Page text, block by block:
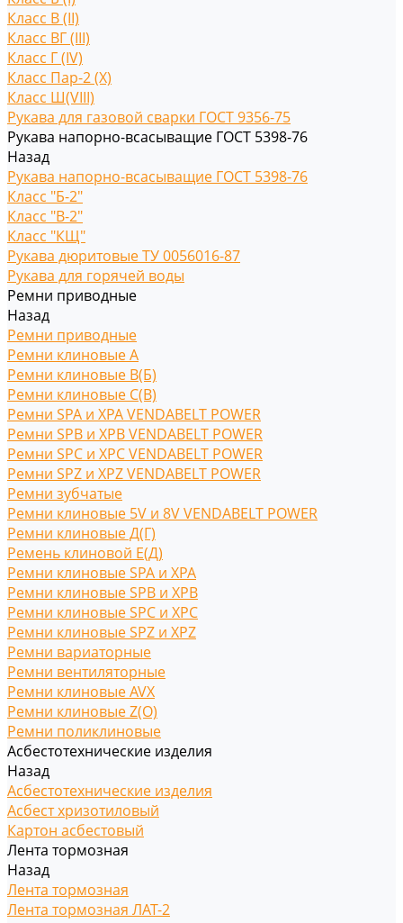
Класс В (II)
Класс ВГ (III)
Класс Г (IV)
Класс Пар-2 (X)
Класс Ш(VIII)
Рукава для газовой сварки ГОСТ 9356-75
Рукава напорно-всасыващие ГОСТ 5398-76
Назад
Рукава напорно-всасыващие ГОСТ 5398-76
Класс "Б-2"
Класс "В-2"
Класс "КЩ"
Рукава дюритовые ТУ 0056016-87
Рукава для горячей воды
Ремни приводные
Назад
Ремни приводные
Ремни клиновые A
Ремни клиновые В(Б)
Ремни клиновые С(B)
Ремни SPA и XPA VENDABELT POWER
Ремни SPB и XPB VENDABELT POWER
Ремни SPC и XPC VENDABELT POWER
Ремни SPZ и XPZ VENDABELT POWER
Ремни зубчатые
Ремни клиновые 5V и 8V VENDABELT POWER
Ремни клиновые Д(Г)
Ремень клиновой Е(Д)
Ремни клиновые SPA и XPA
Ремни клиновые SPB и XPB
Ремни клиновые SPC и XPC
Ремни клиновые SPZ и XPZ
Ремни вариаторные
Ремни вентиляторные
Ремни клиновые AVX
Ремни клиновые Z(O)
Ремни поликлиновые
Асбестотехнические изделия
Назад
Асбестотехнические изделия
Асбест хризотиловый
Картон асбестовый
Лента тормозная
Назад
Лента тормозная
Лента тормозная ЛАТ-2